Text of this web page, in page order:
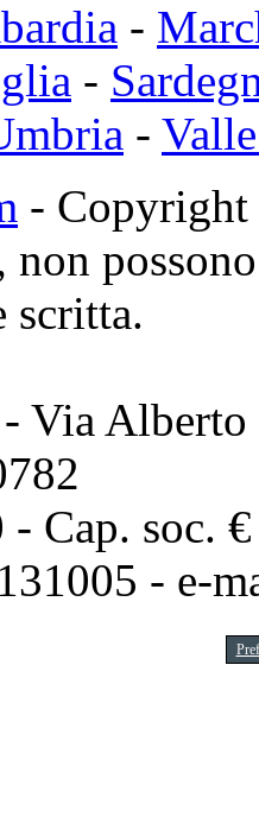
-
-
-
- Copyright
non
scritta.
- Via Alberto
Cap. soc.
- e-